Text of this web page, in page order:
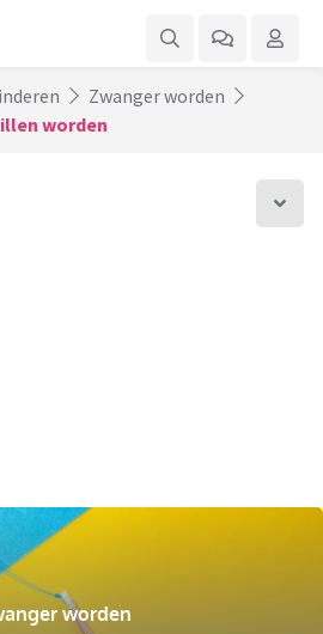
Zwanger worden
worden
worden